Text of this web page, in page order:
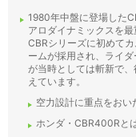
1980年中盤に登場した
アロダイナミックスを
CBRシリーズに初めて
ームが採用され、ライ
が当時としては斬新で
えています。
空力設計に重点をお
ホンダ・CBR400Rと